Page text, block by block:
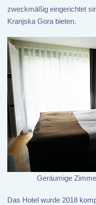
zweckmäßig eingerichtet
Kranjska Gora bieten.
Geräumige
Das Hotel wurde 2018